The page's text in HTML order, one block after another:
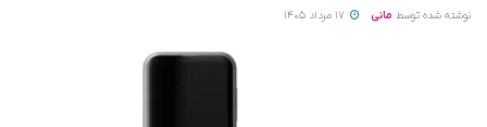
نوشته شده توسط مانی